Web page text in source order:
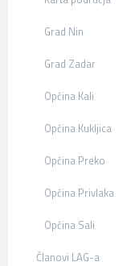
Grad Nin
Grad Zadar
Općina Kali
Općina Kukljica
Općina Preko
Općina Privlaka
Općina Sali
Članovi LAG-a